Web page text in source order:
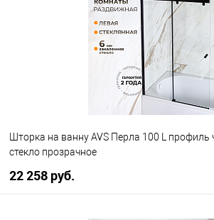
В
Шторка на ванну AVS Перла 100 L
стекло прозрачное
22 258 руб.
В корзину